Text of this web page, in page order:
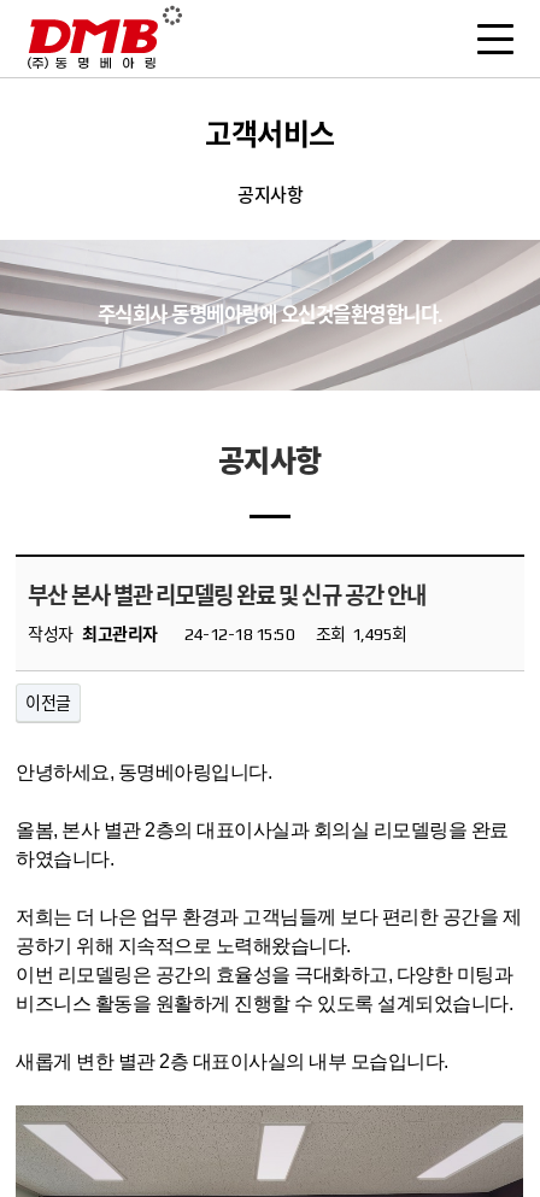
고객서비스
공지사항
주식회사 동명베아링에오신것을환영합니다.
공지사항
부산 본사 별관 리모델링 완료 및 신규 공간 안내
작성자 최고관리자 24-12-18 15:50 조회 1,495회
이전글
안녕하세요, 동명베아링입니다.
올봄, 본사 별관2층의 대표이사실과 회의실 리모델링을 완료
하였습니다.
저희는 더 나은 업무 환경과 고객님들께 보다 편리한 공간을 제
공하기 위해 지속적으로 노력해왔습니다.
이번 리모델링은 공간의 효율성을 극대화하고, 다양한 미팅과
비즈니스 활동을 원활하게 진행할 수 있도록 설계되었습니다.
새롭게 변한 별관 2층 대표이사실의 내부 모습입니다.